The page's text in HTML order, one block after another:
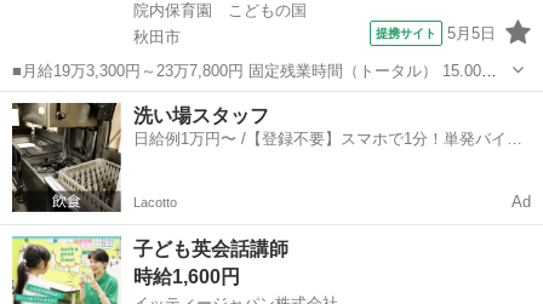
院内保育園 こどもの国
秋田市
提携サイト 5月5日
■月給19万3,300円～23万7,800円 固定残業時間（トータル） 15.00時
間/月 残業代 1万9,400円～2万3,900円 基本給 173,900円～213,900円
固定残業代15時間分含む（19,400円～...
秋田 秋田市 保育士
洗い場スタッフ
日給例1万円〜 /【登録不要】スマホで1分！単発バイト
Lacotto Ad
子ども英会話講師
時給1,600円